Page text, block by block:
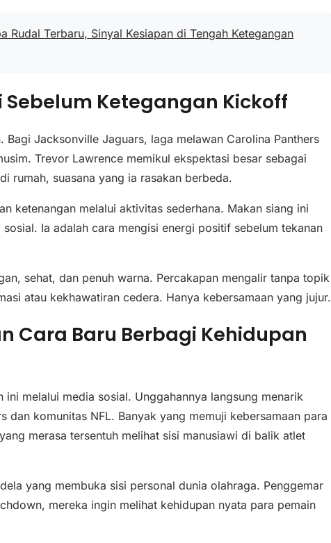
Rudal Terbaru, Sinyal Kesiapan di Tengah Ketegangan
Sebelum Ketegangan Kickoff
Bagi Jacksonville Jaguars, laga melawan Carolina Panthers
Trevor Lawrence memikul ekspektasi besar sebagai
rumah, suasana yang ia rasakan berbeda.
ketenangan melalui aktivitas sederhana. Makan siang ini
Ia adalah cara mengisi energi positif sebelum tekanan
sehat, dan penuh warna. Percakapan mengalir tanpa topik
atau kekhawatiran cedera. Hanya kebersamaan yang jujur.
Cara Baru Berbagi Kehidupan
ini melalui media sosial. Unggahannya langsung menarik
dan komunitas NFL. Banyak yang memuji kebersamaan para
merasa tersentuh melihat sisi manusiawi di balik atlet
yang membuka sisi personal dunia olahraga. Penggemar
mereka ingin melihat kehidupan nyata para pemain